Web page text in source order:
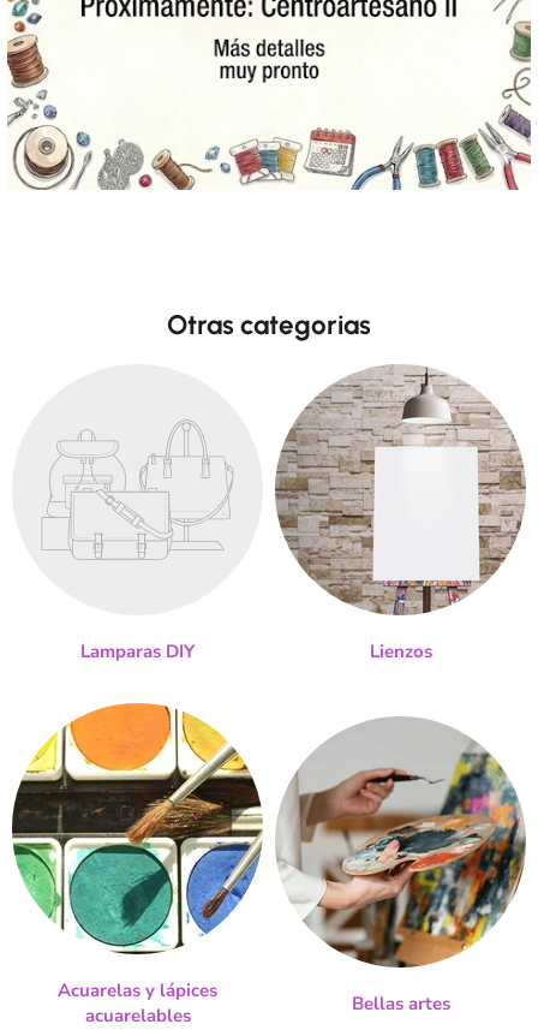
Otras categorias
Lamparas DIY Lienzos
Acuarelas y lápices
acuarelables
Bellas artes